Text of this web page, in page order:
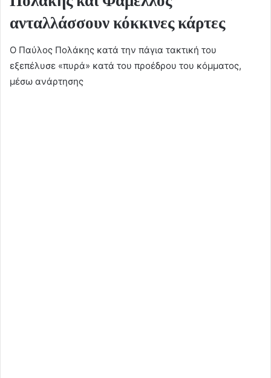
ανταλλάσσουν κόκκινες κάρτες
O Παύλος Πολάκης κατά την πάγια τακτική του
εξεπέλυσε «πυρά» κατά του προέδρου του κόμματος,
μέσω ανάρτησης